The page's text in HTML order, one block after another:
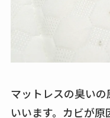
マットレスの臭い
いいます。カビが